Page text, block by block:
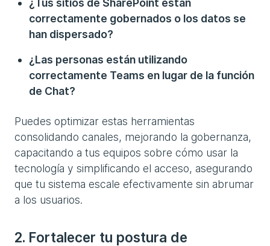
¿Tus sitios de SharePoint están
correctamente gobernados o los datos se
han dispersado?
¿Las personas están utilizando
correctamente Teams en lugar de la función
de Chat?
Puedes optimizar estas herramientas
consolidando canales, mejorando la gobernanza,
capacitando a tus equipos sobre cómo usar la
tecnología y simplificando el acceso, asegurando
que tu sistema escale efectivamente sin abrumar
a los usuarios.
2. Fortalecer tu postura de